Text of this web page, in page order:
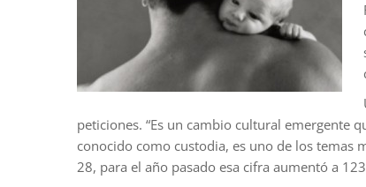
peticiones. “Es un cambio cultural emergente
conocido como custodia, es uno de los temas
28, para el año pasado esa cifra aumentó a